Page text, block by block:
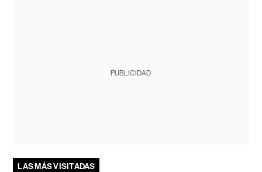
PUBLICIDAD
LAS MÁS VISITADAS